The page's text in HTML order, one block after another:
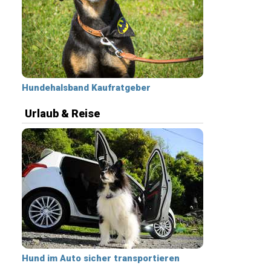
Hundehalsband Kaufratgeber
Urlaub & Reise
Hund im Auto sicher transportieren